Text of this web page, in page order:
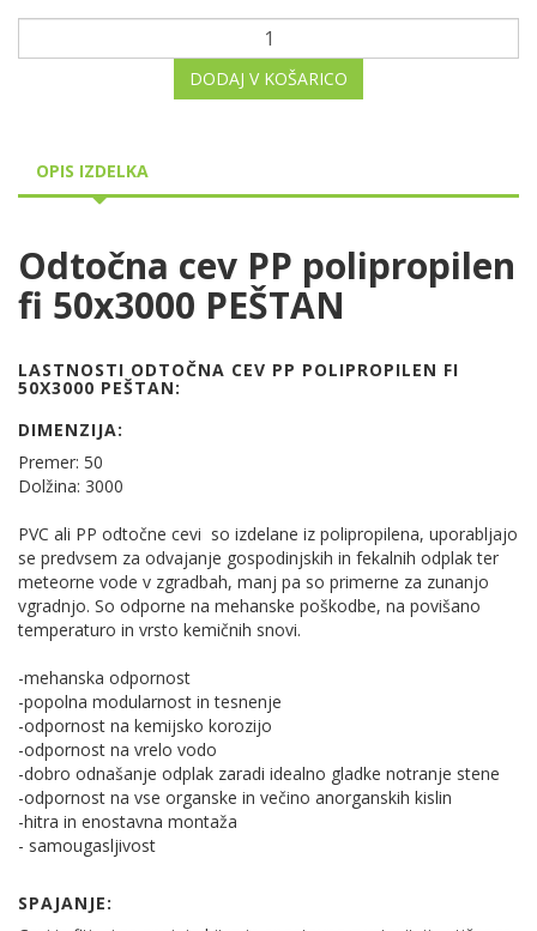
DODAJ V KOŠARICO
OPIS IZDELKA
Odtočna cev PP polipropilen
fi 50x3000 PEŠTAN
LASTNOSTI ODTOČNA CEV PP POLIPROPILEN FI
50X3000 PEŠTAN:
DIMENZIJA:
Premer: 50
Dolžina: 3000
PVC ali PP odtočne cevi so izdelane iz polipropilena, uporabljajo
se predvsem za odvajanje gospodinjskih in fekalnih odplak ter
meteorne vode v zgradbah, manj pa so primerne za zunanjo
vgradnjo. So odporne na mehanske poškodbe, na povišano
temperaturo in vrsto kemičnih snovi.
-mehanska odpornost
-popolna modularnost in tesnenje
-odpornost na kemijsko korozijo
-odpornost na vrelo vodo
-dobro odnašanje odplak zaradi idealno gladke notranje stene
-odpornost na vse organske in večino anorganskih kislin
-hitra in enostavna montaža
- samougasljivost
SPAJANJE: